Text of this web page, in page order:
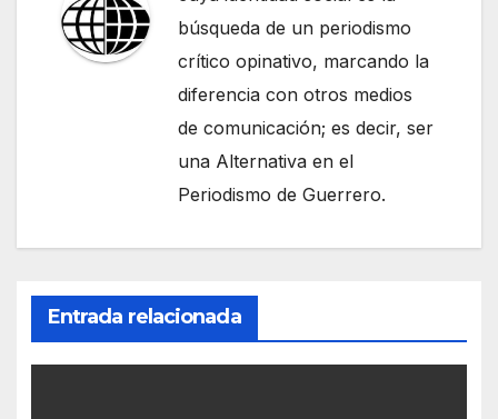
búsqueda de un periodismo
crítico opinativo, marcando la
diferencia con otros medios
de comunicación; es decir, ser
una Alternativa en el
Periodismo de Guerrero.
Entrada relacionada